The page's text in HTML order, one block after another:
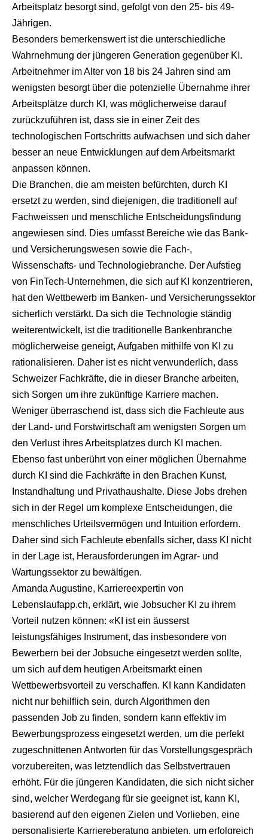
Arbeitsplatz besorgt sind, gefolgt von den 25- bis 49-
Jährigen.
Besonders bemerkenswert ist die unterschiedliche
Wahrnehmung der jüngeren Generation gegenüber KI.
Arbeitnehmer im Alter von 18 bis 24 Jahren sind am
wenigsten besorgt über die potenzielle Übernahme ihrer
Arbeitsplätze durch KI, was möglicherweise darauf
zurückzuführen ist, dass sie in einer Zeit des
technologischen Fortschritts aufwachsen und sich daher
besser an neue Entwicklungen auf dem Arbeitsmarkt
anpassen können.
Die Branchen, die am meisten befürchten, durch KI
ersetzt zu werden, sind diejenigen, die traditionell auf
Fachweissen und menschliche Entscheidungsfindung
angewiesen sind. Dies umfasst Bereiche wie das Bank-
und Versicherungswesen sowie die Fach-,
Wissenschafts- und Technologiebranche. Der Aufstieg
von FinTech-Unternehmen, die sich auf KI konzentrieren,
hat den Wettbewerb im Banken- und Versicherungssektor
sicherlich verstärkt. Da sich die Technologie ständig
weiterentwickelt, ist die traditionelle Bankenbranche
möglicherweise geneigt, Aufgaben mithilfe von KI zu
rationalisieren. Daher ist es nicht verwunderlich, dass
Schweizer Fachkräfte, die in dieser Branche arbeiten,
sich Sorgen um ihre zukünftige Karriere machen.
Weniger überraschend ist, dass sich die Fachleute aus
der Land- und Forstwirtschaft am wenigsten Sorgen um
den Verlust ihres Arbeitsplatzes durch KI machen.
Ebenso fast unberührt von einer möglichen Übernahme
durch KI sind die Fachkräfte in den Brachen Kunst,
Instandhaltung und Privathaushalte. Diese Jobs drehen
sich in der Regel um komplexe Entscheidungen, die
menschliches Urteilsvermögen und Intuition erfordern.
Daher sind sich Fachleute ebenfalls sicher, dass KI nicht
in der Lage ist, Herausforderungen im Agrar- und
Wartungssektor zu bewältigen.
Amanda Augustine, Karriereexpertin von
Lebenslaufapp.ch, erklärt, wie Jobsucher KI zu ihrem
Vorteil nutzen können: «KI ist ein äusserst
leistungsfähiges Instrument, das insbesondere von
Bewerbern bei der Jobsuche eingesetzt werden sollte,
um sich auf dem heutigen Arbeitsmarkt einen
Wettbewerbsvorteil zu verschaffen. KI kann Kandidaten
nicht nur behilflich sein, durch Algorithmen den
passenden Job zu finden, sondern kann effektiv im
Bewerbungsprozess eingesetzt werden, um die perfekt
zugeschnittenen Antworten für das Vorstellungsgespräch
vorzubereiten, was letztendlich das Selbstvertrauen
erhöht. Für die jüngeren Kandidaten, die sich nicht sicher
sind, welcher Werdegang für sie geeignet ist, kann KI,
basierend auf den eigenen Zielen und Vorlieben, eine
personalisierte Karriereberatung anbieten, um erfolgreich